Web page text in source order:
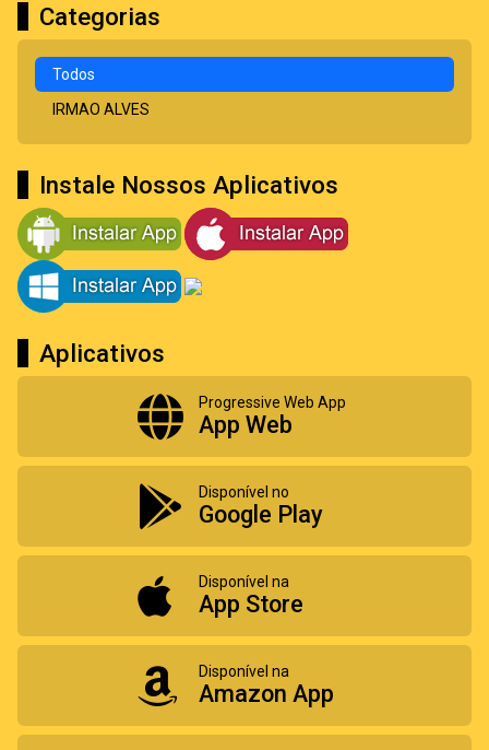
Categorias
Todos
IRMAO ALVES
Instale Nossos Aplicativos
Aplicativos
Progressive Web App
App Web
Disponível no
Google Play
Disponível na
App Store
Disponível na
Amazon App